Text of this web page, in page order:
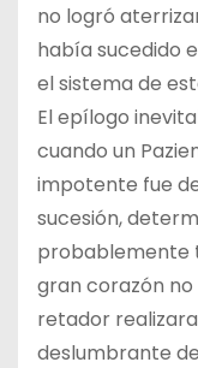
no logró
había sucedido
el sistema de
El epílogo
cuando un
impotente fue
sucesión,
probablemente
gran corazón
retador
deslumbrante